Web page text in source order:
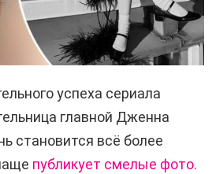
успеха сериала
главной Дженна
становится всё более
публикует смелые фото.